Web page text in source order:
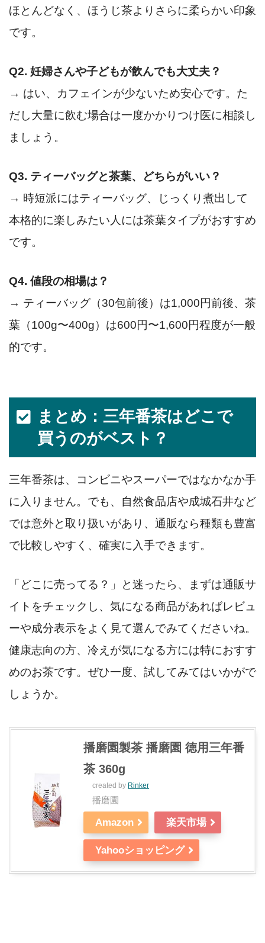
ほとんどなく、ほうじ茶よりさらに柔らかい印象
です。
Q2. 妊婦さんや子どもが飲んでも大丈夫？
→ はい、カフェインが少ないため安心です。た
だし大量に飲む場合は一度かかりつけ医に相談し
ましょう。
Q3. ティーバッグと茶葉、どちらがいい？
→ 時短派にはティーバッグ、じっくり煮出して
本格的に楽しみたい人には茶葉タイプがおすすめ
です。
Q4. 値段の相場は？
→ ティーバッグ（30包前後）は1,000円前後、茶
葉（100g〜400g）は600円〜1,600円程度が一般
的です。
まとめ：三年番茶はどこで
買うのがベスト？
三年番茶は、コンビニやスーパーではなかなか手
に入りません。でも、自然食品店や成城石井など
では意外と取り扱いがあり、通販なら種類も豊富
で比較しやすく、確実に入手できます。
「どこに売ってる？」と迷ったら、まずは通販サ
イトをチェックし、気になる商品があればレビュ
ーや成分表示をよく見て選んでみてくださいね。
健康志向の方、冷えが気になる方には特におすす
めのお茶です。ぜひ一度、試してみてはいかがで
しょうか。
播磨園製茶 播磨園 徳用三年番
茶 360g
created by Rinker
播磨園
Amazon 楽天市場
Yahooショッピング